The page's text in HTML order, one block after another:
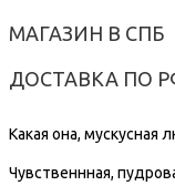
МАГАЗИН В СПБ
ДОСТАВКА ПО
Какая она, мускусная
Чувственнная,